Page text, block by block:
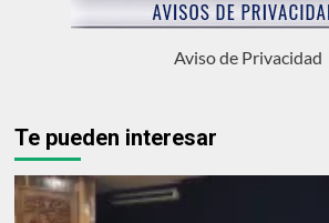
Aviso de Privacidad
Te pueden interesar